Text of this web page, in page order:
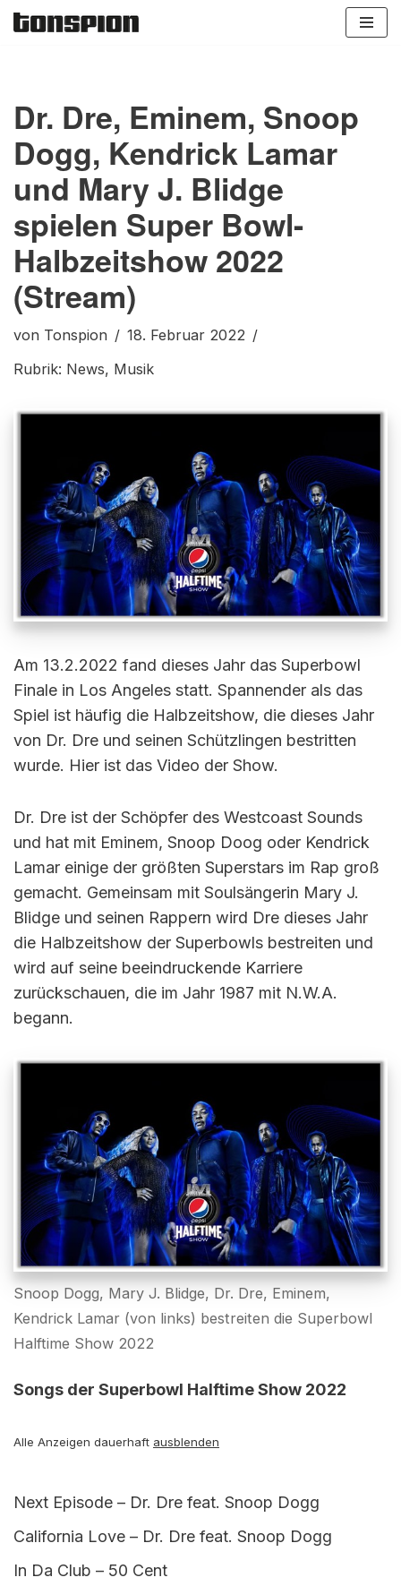
Dr. Dre, Eminem, Snoop
Dogg, Kendrick Lamar
und Mary J. Blidge
spielen Super Bowl-
Halbzeitshow 2022
(Stream)
von Tonspion
18. Februar 2022
Rubrik: News, Musik
Am 13.2.2022 fand dieses Jahr das Superbowl
Finale in Los Angeles statt. Spannender als das
Spiel ist häufig die Halbzeitshow, die dieses Jahr
von Dr. Dre und seinen Schützlingen bestritten
wurde. Hier ist das Video der Show.
Dr. Dre ist der Schöpfer des Westcoast Sounds
und hat mit Eminem, Snoop Doog oder Kendrick
Lamar einige der größten Superstars im Rap groß
gemacht. Gemeinsam mit Soulsängerin Mary J.
Blidge und seinen Rappern wird Dre dieses Jahr
die Halbzeitshow der Superbowls bestreiten und
wird auf seine beeindruckende Karriere
zurückschauen, die im Jahr 1987 mit N.W.A.
begann.
Snoop Dogg, Mary J. Blidge, Dr. Dre, Eminem,
Kendrick Lamar (von links) bestreiten die Superbowl
Halftime Show 2022
Songs der Superbowl Halftime Show 2022
Alle Anzeigen dauerhaft ausblenden
Next Episode – Dr. Dre feat. Snoop Dogg
California Love – Dr. Dre feat. Snoop Dogg
In Da Club – 50 Cent